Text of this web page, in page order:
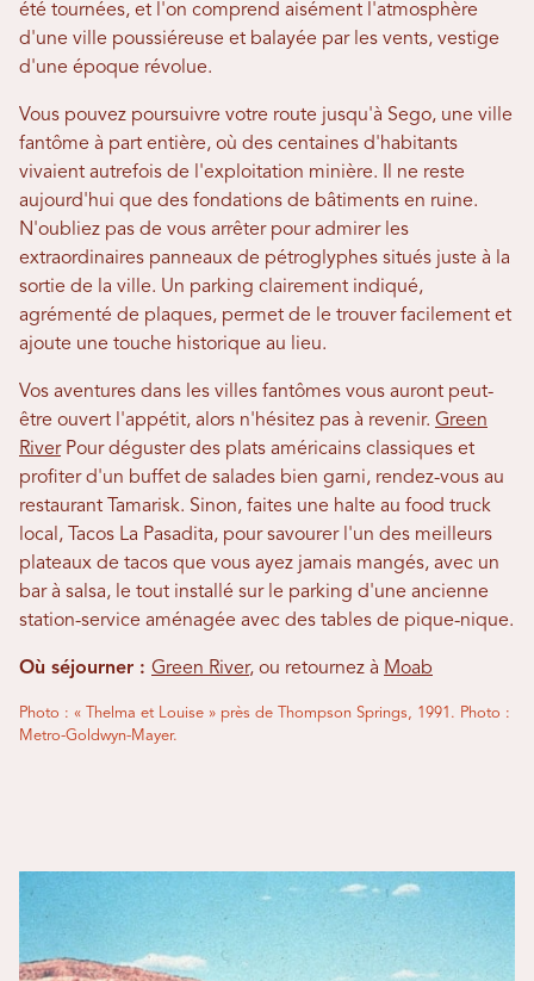
été tournées, et l'on comprend aisément l'atmosphère
d'une ville poussiéreuse et balayée par les vents, vestige
d'une époque révolue.
Vous pouvez poursuivre votre route jusqu'à Sego, une ville
fantôme à part entière, où des centaines d'habitants
vivaient autrefois de l'exploitation minière. Il ne reste
aujourd'hui que des fondations de bâtiments en ruine.
N'oubliez pas de vous arrêter pour admirer les
extraordinaires panneaux de pétroglyphes situés juste à la
sortie de la ville. Un parking clairement indiqué,
agrémenté de plaques, permet de le trouver facilement et
ajoute une touche historique au lieu.
Vos aventures dans les villes fantômes vous auront peut-
être ouvert l'appétit, alors n'hésitez pas à revenir. Green
RiverPour déguster des plats américains classiques et
profiter d'un buffet de salades bien garni, rendez-vous au
restaurant Tamarisk. Sinon, faites une halte au food truck
local, Tacos La Pasadita, pour savourer l'un des meilleurs
plateaux de tacos que vous ayez jamais mangés, avec un
bar à salsa, le tout installé sur le parking d'une ancienne
station-service aménagée avec des tables de pique-nique.
Où séjourner : Green River, ou retournez à Moab
Photo : « Thelma et Louise » près de Thompson Springs, 1991. Photo :
Metro-Goldwyn-Mayer.